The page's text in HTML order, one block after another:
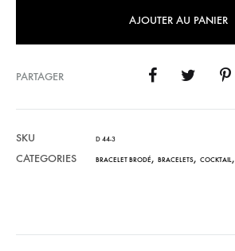
AJOUTER AU PANIER
PARTAGER
SKU D 44-3
CATEGORIES BRACELET BRODÉ , BRACELETS, COCKTAIL,